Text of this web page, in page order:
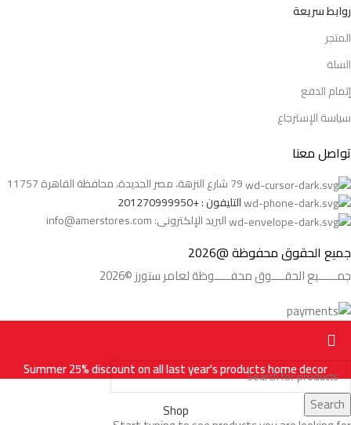
روابط سريعة
المتجر
السلة
إتمام الدفع
سياسة الإسترجاع
تواصل معنا
79 شارع النزهة، مصر الجديدة، محافظة القاهرة 11757
التليفون : +201270999950
البريد الإلكترونى: info@amerstores.com
جميع الحقوق محفوظة @2026
جمــــــيع الحقــــوق محفـــــوظة لعامر ستورز ©2026
Search
Summer 25% discount on all last year's products home decor
Shop